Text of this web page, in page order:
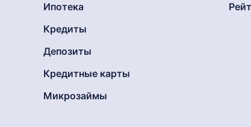
Ипотека
Кредиты
Депозиты
Кредитные карты
Микрозаймы